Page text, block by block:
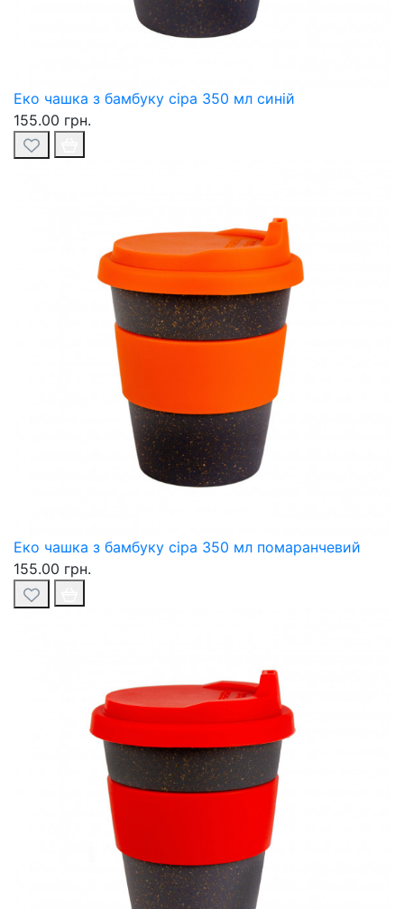
Еко чашка з бамбуку сіра 350 мл синій
155.00 грн.
Еко чашка з бамбуку сіра 350 мл помаранчевий
155.00 грн.